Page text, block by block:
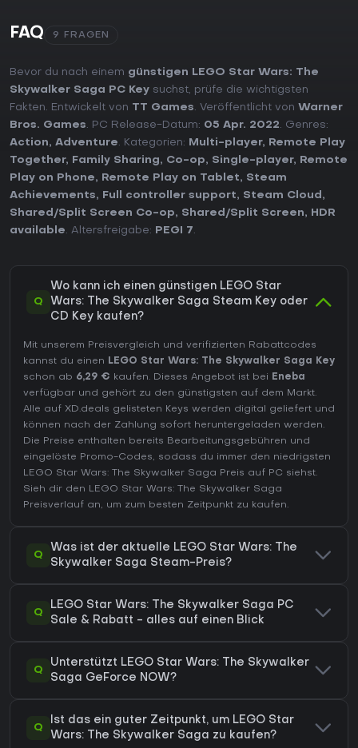
FAQ 9 FRAGEN
Bevor du nach einem günstigen LEGO Star Wars: The
Skywalker Saga PC Key suchst, prüfe die wichtigsten
Fakten. Entwickelt von TT Games. Veröffentlicht von Warner
Bros. Games. PC Release-Datum: 05 Apr. 2022. Genres:
Action, Adventure. Kategorien: Multi-player,
Remote Play
Together, Family Sharing, Co-op, Single-player,
Remote
Play on Phone, Remote Play on Tablet, Steam
Achievements, Full controller support, Steam Cloud ,
Shared/Split Screen Co-op, Shared/Split Screen,
HDR
available. Altersfreigabe: PEGI 7.
Q
Wo kann ich einen günstigen LEGO Star
Wars: The Skywalker Saga Steam Key oder
CD Key kaufen?
Mit unserem Preisvergleich und verifizierten Rabattcodes
kannst du einen LEGO Star Wars: The Skywalker Saga Key
schon ab 6,29 € kaufen. Dieses Angebot ist bei Eneba
verfügbar und gehört zu den günstigsten auf dem Markt.
Alle auf XD.deals gelisteten Keys werden digital geliefert und
können nach der Zahlung sofort heruntergeladen werden.
Die Preise enthalten bereits Bearbeitungsgebühren und
eingelöste Promo-Codes, sodass du immer den niedrigsten
LEGO Star Wars: The Skywalker Saga Preis auf PC siehst.
Sieh dir den LEGO Star Wars: The Skywalker Saga
Preisverlauf an, um zum besten Zeitpunkt zu kaufen.
Q
Was ist der aktuelle LEGO Star Wars: The
Skywalker Saga Steam-Preis?
Q
LEGO Star Wars: The Skywalker Saga PC
Sale & Rabatt - alles auf einen Blick
Q
Unterstützt LEGO Star Wars: The Skywalker
Saga GeForce NOW?
Q
Ist das ein guter Zeitpunkt, um LEGO Star
Wars: The Skywalker Saga zu kaufen?